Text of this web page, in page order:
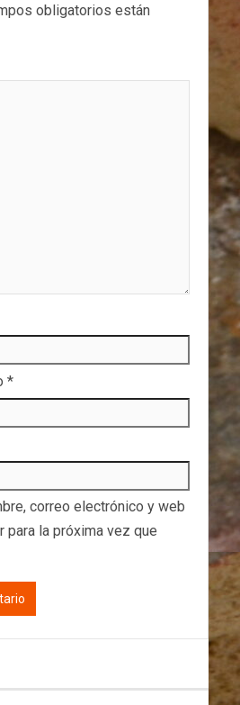
obligatorios están
*
correo electrónico y web
para la próxima vez que